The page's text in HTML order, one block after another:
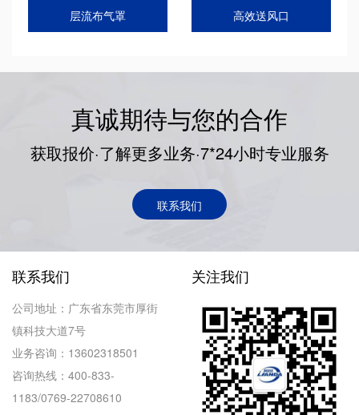
层流布气罩 高效送风口
真诚期待与您的合作
获取报价·了解更多业务·7*24小时专业服务
联系我们
联系我们
公司地址：广东省东莞市厚街
镇科技大道7号
业务咨询：13602318501
咨询热线：400-833-
1183/0769-22708610
关注我们